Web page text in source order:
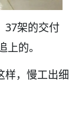
37架的交付
的。
样，慢工出细